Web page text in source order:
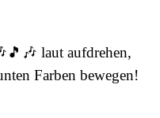
laut aufdrehen,
Farben bewegen!